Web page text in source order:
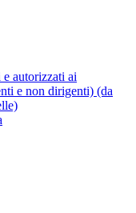
autorizzati ai
e non dirigenti) (da